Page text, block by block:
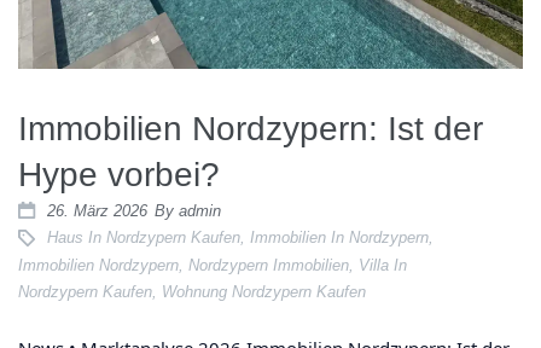
News
Kontakt
Immobilien Nordzypern: Ist der
Hype vorbei?
26. März 2026 By admin
Haus In Nordzypern Kaufen, Immobilien In Nordzypern,
Immobilien Nordzypern Nordzypern Immobilien Villa In
Nordzypern Kaufen Wohnung Nordzypern Kaufen